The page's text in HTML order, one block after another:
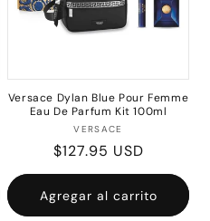
Versace Dylan Blue Pour Femme
Eau De Parfum Kit 100ml
Proveedor:
VERSACE
Precio
habitual
$127.95 USD
Agregar al carrito